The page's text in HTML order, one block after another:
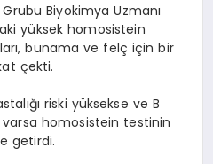
Biyokimya Uzmanı
yüksek homosistein
bunama ve felç için bir
çekti.
riski yüksekse ve B
homosistein testinin
getirdi.